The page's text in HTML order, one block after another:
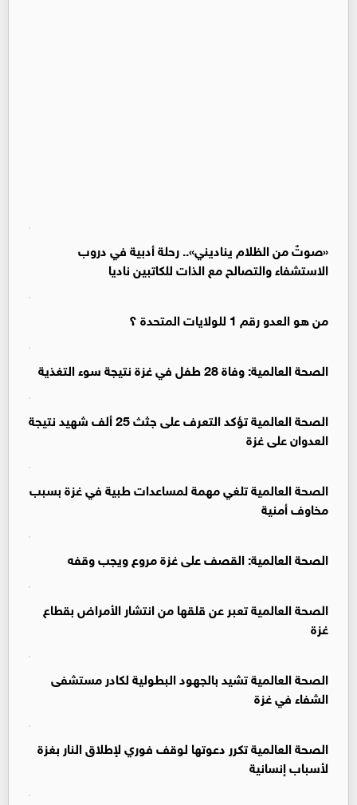
«صوتٌ من الظلام يناديني».. رحلة أدبية في دروب
الاستشفاء والتصالح مع الذات للكاتبين ناديا
من هو العدو رقم 1 للولايات المتحدة ؟
الصحة العالمية: وفاة 28 طفل في غزة نتيجة سوء التغذية
الصحة العالمية تؤكد التعرف على جثث 25 ألف شهيد نتيجة
العدوان على غزة
الصحة العالمية تلغي مهمة لمساعدات طبية في غزة بسبب
مخاوف أمنية
الصحة العالمية: القصف على غزة مروع ويجب وقفه
الصحة العالمية تعبر عن قلقها من انتشار الأمراض بقطاع
غزة
الصحة العالمية تشيد بالجهود البطولية لكادر مستشفى
الشفاء في غزة
الصحة العالمية تكرر دعوتها لوقف فوري لإطلاق النار بغزة
لأسباب إنسانية